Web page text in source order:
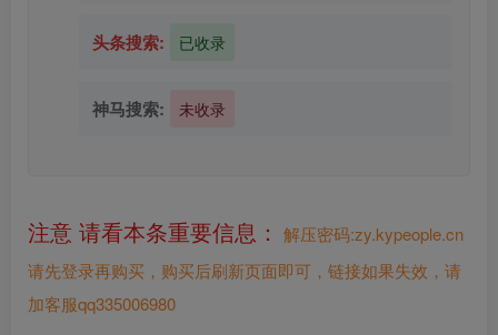
头条搜索: 已收录
神马搜索: 未收录
注意 请看本条重要信息：
解压密码:zy.kypeople.cn
请先登录再购买，购买后刷新页面即可，链接如果失效，请
加客服qq335006980